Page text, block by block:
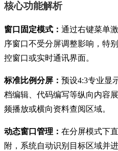
核心功能解析
窗口固定模式： 通过右键菜单
序窗口不受分屏调整影响，特
控窗口或实时通讯界面。
标准比例分屏： 预设4:3专业显
档编辑、代码编写等纵向内容
频播放或横向资料查阅区域。
动态窗口管理： 在分屏模式下
附，系统自动识别目标区域并